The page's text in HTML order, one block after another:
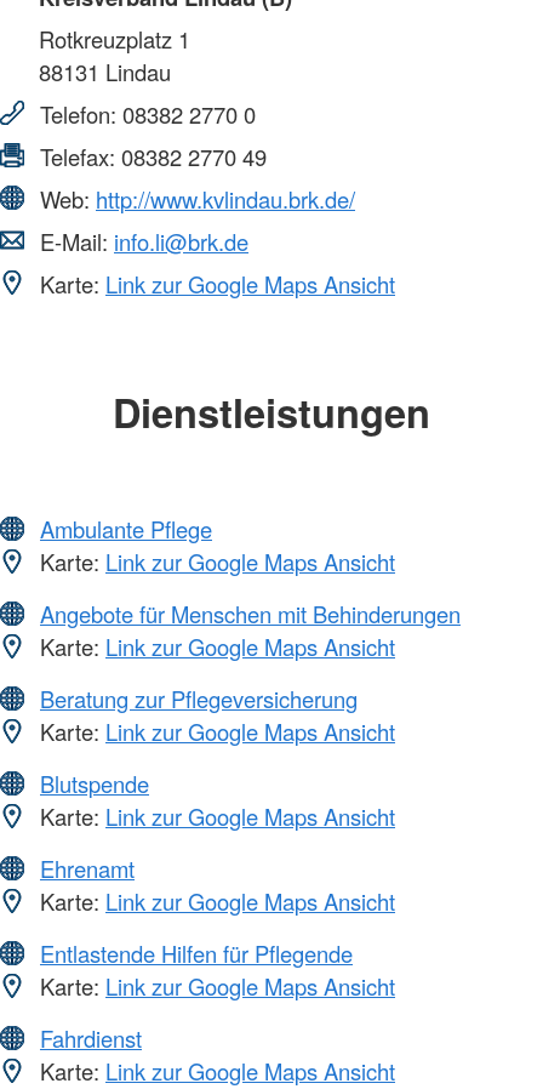
Rotkreuzplatz 1
88131 Lindau
Telefon: 08382 2770 0
Telefax: 08382 2770 49
Web: http://www.kvlindau.brk.de/
E-Mail: info.li@brk.de
Karte: Link zur Google Maps Ansicht
Dienstleistungen
Ambulante Pflege
Karte: Link zur Google Maps Ansicht
Angebote für Menschen mit Behinderungen
Karte: Link zur Google Maps Ansicht
Beratung zur Pflegeversicherung
Karte: Link zur Google Maps Ansicht
Blutspende
Karte: Link zur Google Maps Ansicht
Ehrenamt
Karte: Link zur Google Maps Ansicht
Entlastende Hilfen für Pflegende
Karte: Link zur Google Maps Ansicht
Fahrdienst
Karte: Link zur Google Maps Ansicht